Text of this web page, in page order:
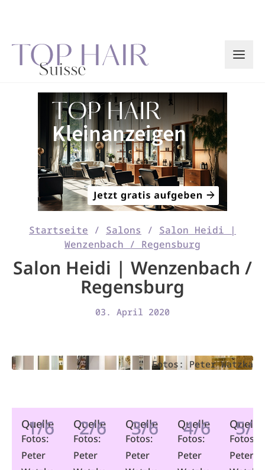
Startseite / Salons / Salon Heidi |
Wenzenbach / Regensburg
Salon Heidi | Wenzenbach /
Regensburg
03. April 2020
Fotos: Peter Watzka
1/6
Quelle
Fotos:
Peter
2/6
Quelle
Fotos:
Peter
3/6
Quelle
Fotos:
Peter
4/6
Quelle
Fotos:
Peter
5/6
Quelle
Fotos:
Peter